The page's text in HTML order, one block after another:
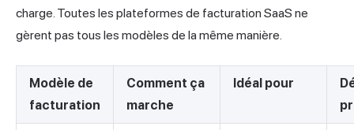
charge. Toutes les plateformes de facturation SaaS ne
gèrent pas tous les modèles de la même manière.
Modèle de
facturation
Comment ça
marche
Idéal pour